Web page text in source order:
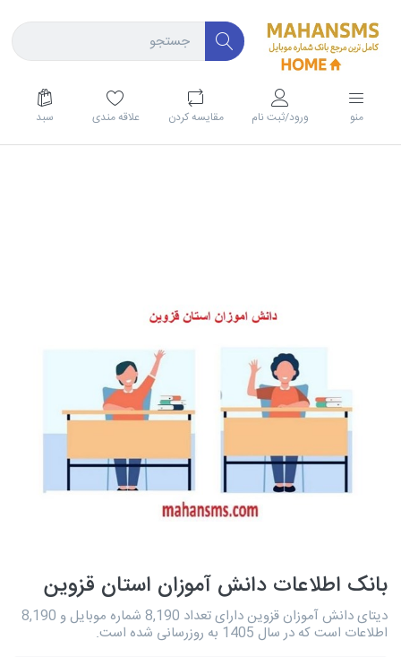
منو ورود/ثبت نام مقايسه كردن علاقه مندی سبد
بانک اطلاعات دانش آموزان استان قزوین
دیتای دانش آموزان قزوین دارای تعداد 8,190 شماره موبایل و 8,190
اطلاعات است که در سال 1405 به روزرسانی شده است.